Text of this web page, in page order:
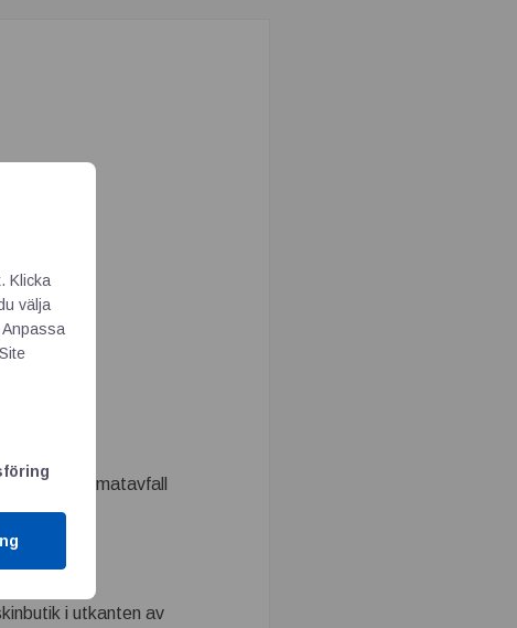
av matavfall
i utkanten av
Klicka
välja